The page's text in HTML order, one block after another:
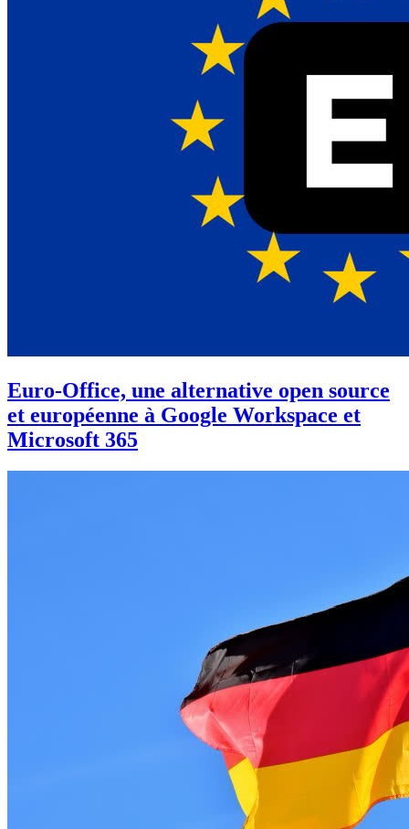
Euro-Office, une alternative open source
et européenne à Google Workspace et
Microsoft 365